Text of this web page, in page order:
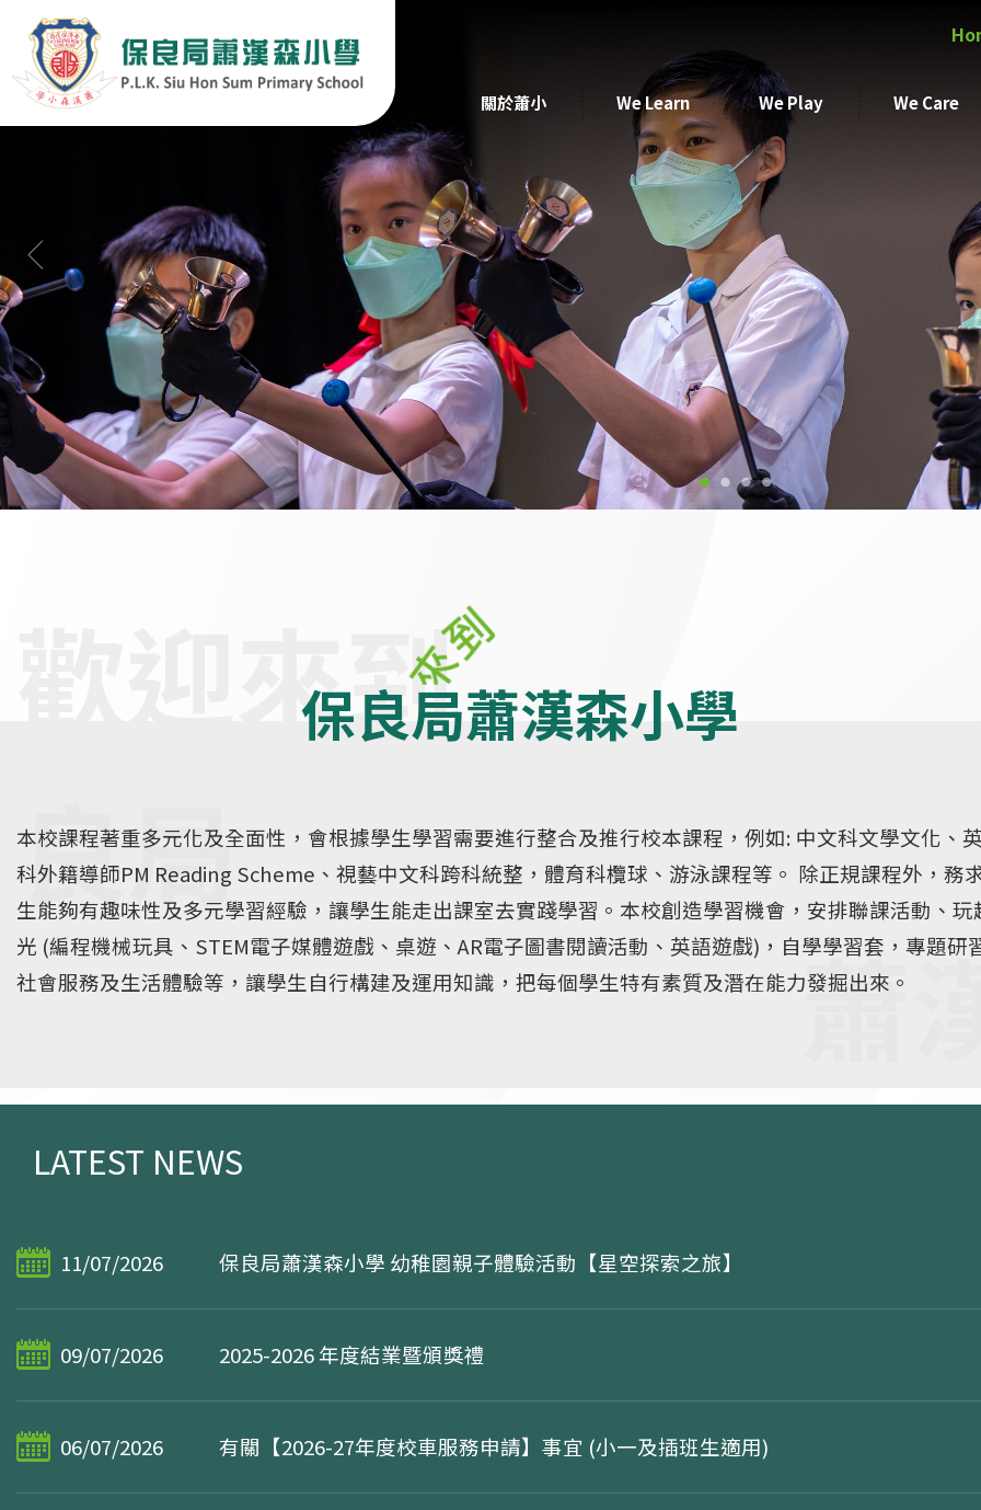
關於蕭小 We Learn We Play We Care
保良局蕭漢森小學
本校課程著重多元化及全面性，會根據學生學習需要進行整合及推行校本課程，例如: 中文科文學文化、
科外籍導師PM Reading Scheme、視藝中文科跨科統整，體育科欖球、游泳課程等。 除正規課程外，務
生能夠有趣味性及多元學習經驗，讓學生能走出課室去實踐學習。本校創造學習機會，安排聯課活動、玩
光 (編程機械玩具、STEM電子媒體遊戲、桌遊、AR電子圖書閱讀活動、英語遊戲)，自學學習套，專題研
社會服務及生活體驗等，讓學生自行構建及運用知識，把每個學生特有素質及潛在能力發掘出來。
LATEST NEWS
11/07/2026 保良局蕭漢森小學 幼稚園親子體驗活動【星空探索之旅】
09/07/2026 2025-2026 年度結業暨頒獎禮
06/07/2026 有關【2026-27年度校車服務申請】事宜 (小一及插班生適用)